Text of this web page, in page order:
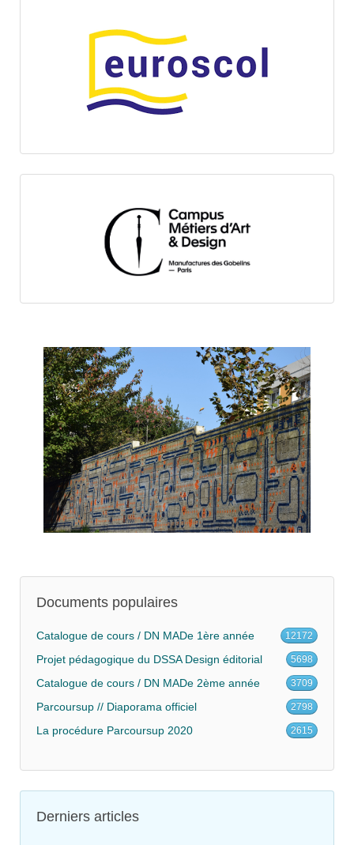
Documents populaires
Catalogue de cours / DN MADe 1ère année 12172
Projet pédagogique du DSSA Design éditorial 5698
Catalogue de cours / DN MADe 2ème année 3709
Parcoursup // Diaporama officiel 2798
La procédure Parcoursup 2020 2615
Derniers articles